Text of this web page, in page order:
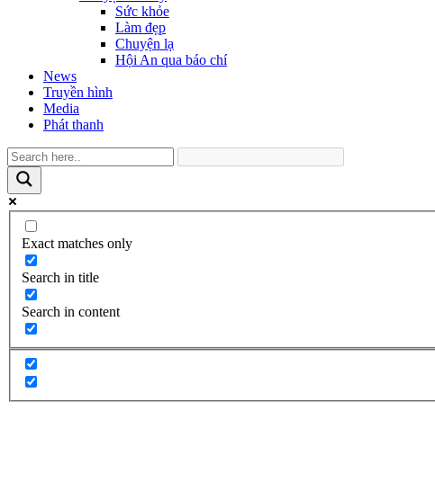
Sức khỏe
Làm đẹp
Chuyện lạ
Hội An qua báo chí
News
Truyền hình
Media
Phát thanh
Exact matches only
Search in title
Search in content